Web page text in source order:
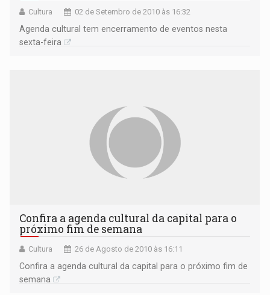
Cultura 02 de Setembro de 2010 às 16:32
Agenda cultural tem encerramento de eventos nesta
sexta-feira
Confira a agenda cultural da capital para o
próximo fim de semana
Cultura 26 de Agosto de 2010 às 16:11
Confira a agenda cultural da capital para o próximo fim de
semana